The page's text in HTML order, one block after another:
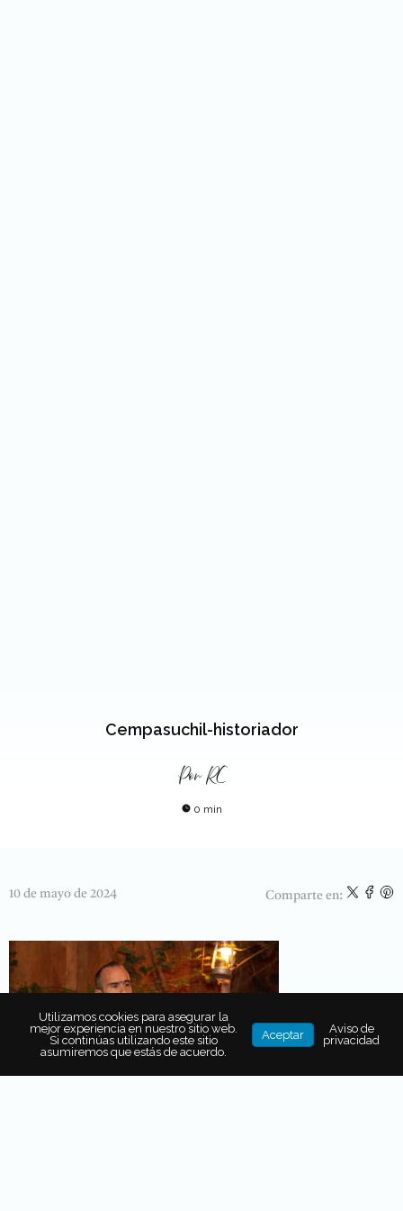
Cempasuchil-historiador
Por RC
0 min
10 de mayo de 2024 Comparte en:
Utilizamos cookies para asegurar la
mejor experiencia en nuestro sitio web.
Si continúas utilizando este sitio
asumiremos que estás de acuerdo.
Aceptar
Aviso de
privacidad